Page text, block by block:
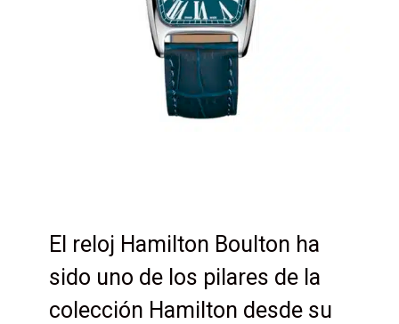
El reloj Hamilton Boulton ha
sido uno de los pilares de la
colección Hamilton desde su